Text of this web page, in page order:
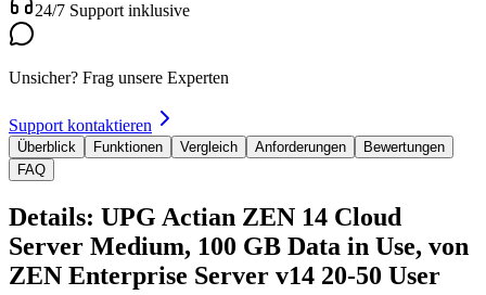
24/7 Support inklusive
Unsicher? Frag unsere Experten
Support kontaktieren
Überblick Funktionen Vergleich Anforderungen
Bewertungen
FAQ
Details: UPG Actian ZEN 14 Cloud
Server Medium, 100 GB Data in Use, von
ZEN Enterprise Server v14 20-50 User